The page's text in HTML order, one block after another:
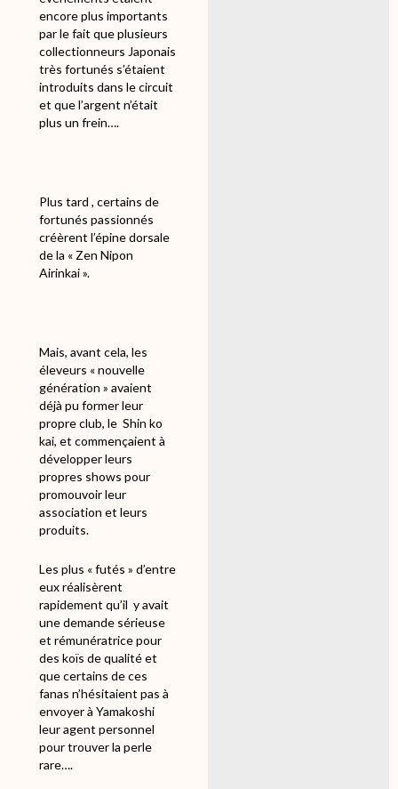
encore plus importants
par le fait que plusieurs
collectionneurs Japonais
très fortunés s’étaient
introduits dans le circuit
et que l’argent n’était
plus un frein….
Plus tard , certains de
fortunés passionnés
créèrent l’épine dorsale
de la « Zen Nipon
Airinkai ».
Mais, avant cela, les
éleveurs « nouvelle
génération » avaient
déjà pu former leur
propre club, le Shin ko
kai, et commençaient à
développer leurs
propres shows pour
promouvoir leur
association et leurs
produits.
Les plus « futés » d’entre
eux réalisèrent
rapidement qu’il y avait
une demande sérieuse
et rémunératrice pour
des koïs de qualité et
que certains de ces
fanas n’hésitaient pas à
envoyer à Yamakoshi
leur agent personnel
pour trouver la perle
rare….